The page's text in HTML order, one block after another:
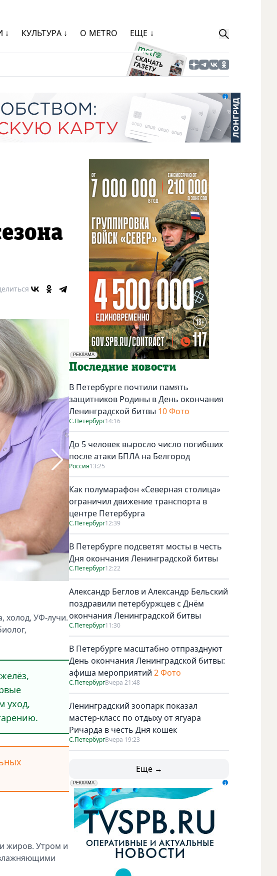
↓ КУЛЬТУРА ↓ О METRO ЕЩЕ ↓
Фото depositphotos
холод, УФ-лучи.
уход,
жиров. Утром и
РЕКЛАМА
Социальная реклама
Последние новости
В Петербурге почтили память
защитников Родины в День окончания
Ленинградской битвы 10 Фото
С.Петербург14:16
До 5 человек выросло число погибших
после атаки БПЛА на Белгород
Россия13:25
Как полумарафон «Северная столица»
ограничил движение транспорта в
центре Петербурга
С.Петербург12:39
В Петербурге подсветят мосты в честь
Дня окончания Ленинградской битвы
С.Петербург12:22
Александр Беглов и Александр Бельский
поздравили петербуржцев с Днём
окончания Ленинградской битвы
С.Петербург11:30
В Петербурге масштабно отпразднуют
День окончания Ленинградской битвы:
афиша мероприятий 2 Фото
С.ПетербургВчера 21:48
Ленинградский зоопарк показал
мастер-класс по отдыху от ягуара
Ричарда в честь Дня кошек
С.ПетербургВчера 19:23
Еще →
erid: LdtCK5udn
РЕКЛАМА
АО "ГАТР", ИНН: 7841320717